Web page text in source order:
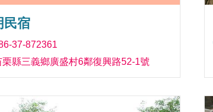
民宿
37-872361
栗縣三義鄉廣盛村6鄰復興路52-1號